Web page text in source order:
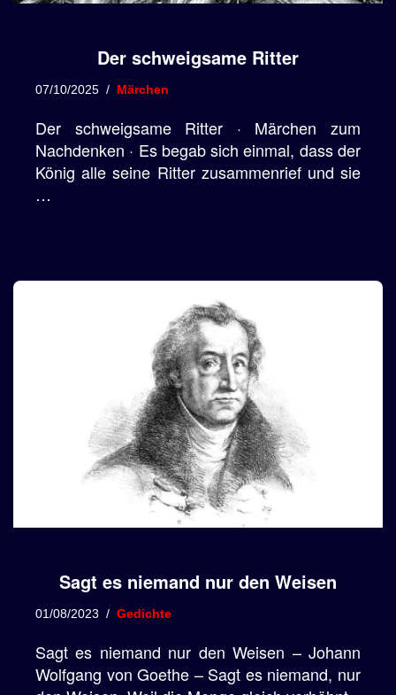
Der schweigsame Ritter
07/10/2025 Märchen
Der schweigsame Ritter · Märchen zum
Nachdenken · Es begab sich einmal, dass der
König alle seine Ritter zusammenrief und sie
…
Sagt es niemand nur den Weisen
01/08/2023 Gedichte
Sagt es niemand nur den Weisen – Johann
Wolfgang von Goethe – Sagt es niemand, nur